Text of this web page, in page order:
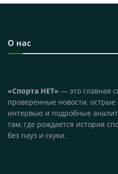
О нас
«Спорта НЕТ» — это главная
проверенные новости,
интервью и подробные
там, где рождается история
без пауз и скуки.